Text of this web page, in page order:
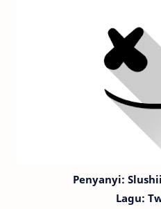
Penyanyi:
Lagu: